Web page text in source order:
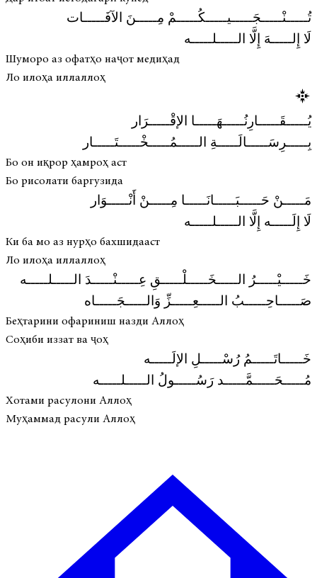
تُـــــنْـــــجَـــــيـــــكُـــــمْ مِـــــنَ الآفَـــــات
لَا إِلـــــهَ إِلَّا الـــــلـــــه
Шуморо аз офатҳо наҷот медиҳад
Ло илоҳа иллаллоҳ
يُـــــقَـــــارِنُـــــهَـــــا الإقْـــــرَار
بِـــــرِسَـــــالَـــــةِ الـــــمُـــــخْـــــتَـــــار
Бо он иқрор ҳамроҳ аст
Бо рисолати баргузида
مَـــــنْ حَـــــبَـــــانَـــــا مِـــــنْ أَنْـــــوَار
لَا إِلَـــــه إِلَّا الـــــلـــــه
Ки ба мо аз нурҳо бахшидааст
Ло илоҳа иллаллоҳ
خَـــــيْـــــرُ الـــــخَـــــلْـــــقِ عِـــــنْـــــدَ الـــــلـــــه
صَـــــاحِـــــبُ الـــــعِـــــزِّ وَالـــــجَـــــاه
Беҳтарини офариниш назди Аллоҳ
Соҳиби иззат ва ҷоҳ
خَـــــاتَـــــمُ رُسْـــــلِ الإلَـــــه
مُـــــحَـــــمَّـــــد رَسُـــــولُ الـــــلـــــه
Хотами расулони Аллоҳ
Муҳаммад расули Аллоҳ